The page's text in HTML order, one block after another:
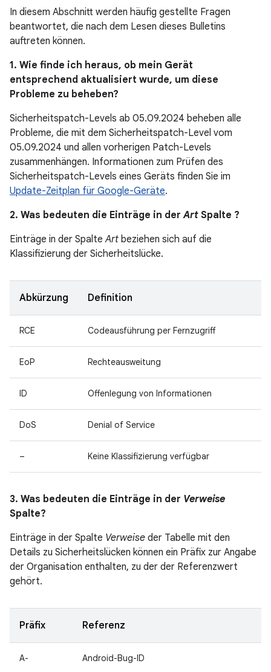
In diesem Abschnitt werden häufig gestellte Fragen
beantwortet, die nach dem Lesen dieses Bulletins
auftreten können.
1. Wie finde ich heraus, ob mein Gerät
entsprechend aktualisiert wurde, um diese
Probleme zu beheben?
Sicherheitspatch-Levels ab 05.09.2024 beheben alle
Probleme, die mit dem Sicherheitspatch-Level vom
05.09.2024 und allen vorherigen Patch-Levels
zusammenhängen. Informationen zum Prüfen des
Sicherheitspatch-Levels eines Geräts finden Sie im
Update-Zeitplan für Google-Geräte.
2. Was bedeuten die Einträge in derArt Spalte ?
Einträge in der SpalteArt beziehen sich auf die
Klassifizierung der Sicherheitslücke.
Abkürzung Definition
RCE Codeausführung per Fernzugriff
EoP Rechteausweitung
ID Offenlegung von Informationen
DoS Denial of Service
– Keine Klassifizierung verfügbar
3. Was bedeuten die Einträge in der Verweise
Spalte?
Einträge in der Spalte Verweise der Tabelle mit den
Details zu Sicherheitslücken können ein Präfix zur Angabe
der Organisation enthalten, zu der der Referenzwert
gehört.
Präfix Referenz
A- Android-Bug-ID